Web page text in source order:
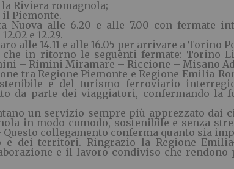
Riviera romagnola;
Piemonte.
Nuova alle 6.20 e alle 7.00 con fermate
e 12.29.
14.11 e alle 16.05 per arrivare a Torino
in ritorno le seguenti fermate: Torino
– Rimini Miramare – Riccione – Misano
tra Regione Piemonte e Regione Emilia-
e del turismo ferroviario
da parte dei viaggiatori, confermando
un servizio sempre più apprezzato
in modo comodo, sostenibile e senza
Questo collegamento conferma quanto sia
dei territori. Ringrazio la Regione
e il lavoro condiviso che rendono